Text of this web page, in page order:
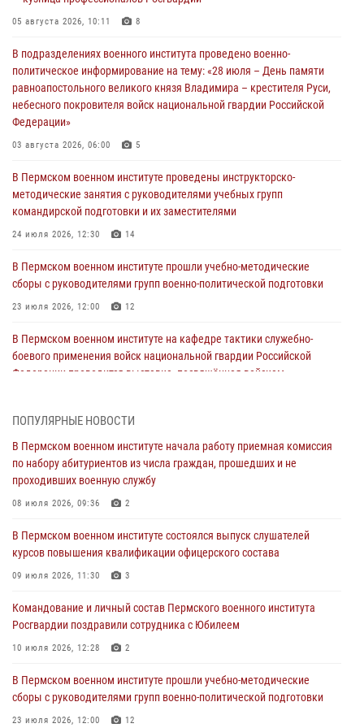
05 августа 2026, 10:11 8
В подразделениях военного института проведено военно-
политическое информирование на тему: «28 июля – День памяти
равноапостольного великого князя Владимира – крестителя Руси,
небесного покровителя войск национальной гвардии Российской
Федерации»
03 августа 2026, 06:00 5
В Пермском военном институте проведены инструкторско-
методические занятия с руководителями учебных групп
командирской подготовки и их заместителями
24 июля 2026, 12:30 14
В Пермском военном институте прошли учебно-методические
сборы с руководителями групп военно-политической подготовки
23 июля 2026, 12:00 12
В Пермском военном институте на кафедре тактики служебно-
боевого применения войск национальной гвардии Российской
Федерации проводится выставка, посвящённая войскам
Командование и личный состав Пермского военного института
Росгвардии поздравили сотрудника с Юбилеем
10 июля 2026, 12:28 2
курсов повышения квалификации офицерского состава
09 июля 2026, 11:30 3
по набору абитуриентов из числа граждан, прошедших и не
проходивших военную службу
08 июля 2026, 09:36 2
Военнослужащие Пермского военного института приняли участие в
чемпионате войск национальной гвардии Российской Федерации по
боксу
ПОПУЛЯРНЫЕ НОВОСТИ
В Пермском военном институте начала работу приемная комиссия
по набору абитуриентов из числа граждан, прошедших и не
проходивших военную службу
08 июля 2026, 09:36 2
В Пермском военном институте состоялся выпуск слушателей
курсов повышения квалификации офицерского состава
09 июля 2026, 11:30 3
Командование и личный состав Пермского военного института
Росгвардии поздравили сотрудника с Юбилеем
10 июля 2026, 12:28 2
В Пермском военном институте прошли учебно-методические
сборы с руководителями групп военно-политической подготовки
23 июля 2026, 12:00 12